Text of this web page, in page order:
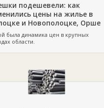
подешевели: как
цены на жилье в
и Новополоцке, Орше
была динамика цен в крупных
области.